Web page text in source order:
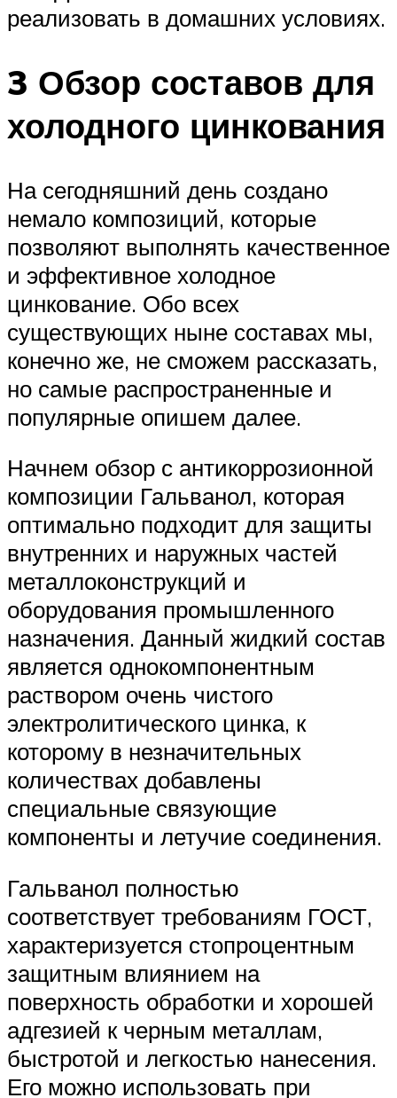
реализовать в домашних условиях.
3 Обзор составов для
холодного цинкования
На сегодняшний день создано
немало композиций, которые
позволяют выполнять качественное
и эффективное холодное
цинкование. Обо всех
существующих ныне составах мы,
конечно же, не сможем рассказать,
но самые распространенные и
популярные опишем далее.
Начнем обзор с антикоррозионной
композиции Гальванол, которая
оптимально подходит для защиты
внутренних и наружных частей
металлоконструкций и
оборудования промышленного
назначения. Данный жидкий состав
является однокомпонентным
раствором очень чистого
электролитического цинка, к
которому в незначительных
количествах добавлены
специальные связующие
компоненты и летучие соединения.
Гальванол полностью
соответствует требованиям ГОСТ,
характеризуется стопроцентным
защитным влиянием на
поверхность обработки и хорошей
адгезией к черным металлам,
быстротой и легкостью нанесения.
Его можно использовать при